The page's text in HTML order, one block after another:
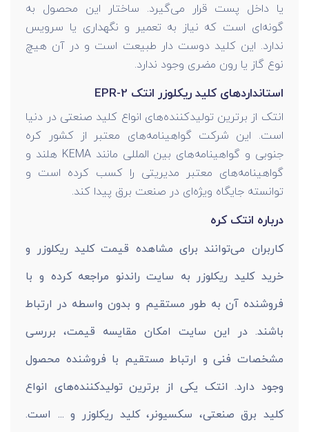
یا داخل پست قرار می‌گیرد. ساختار این محصول به
گونه‌ای است که نیاز به تعمیر و نگهداری یا سرویس
ندارد. این کلید دوست دار طبیعت است و در آن هیچ
نوع گاز یا رون مضری وجود ندارد.
استانداردهای کلید ریکلوزر انتک EPR-2
انتک از برترین تولیدکننده‌های انواع کلید صنعتی در دنیا
است. این شرکت گواهینامه‌های معتبر از کشور کره
جنوبی و گواهینامه‌های بین المللی مانند KEMA هلند و
گواهینامه‌های معتبر مدیریتی را کسب کرده است و
توانسته جایگاه ویژه‌ای در صنعت برق پیدا کند.
درباره انتک کره
کاربران می‌توانند برای مشاهده قیمت کلید ریکلوزر و
خرید کلید ریکلوزر به سایت راندنو مراجعه کرده و با
فروشنده آن به طور مستقیم و بدون واسطه در ارتباط
باشند. در این سایت امکان مقایسه قیمت، بررسی
مشخصات فنی و ارتباط مستقیم با فروشنده محصول
وجود دارد. انتک یکی از برترین تولیدکننده‌های انواع
کلید برق صنعتی، سکسیونر، کلید ریکلوزر و ... است.